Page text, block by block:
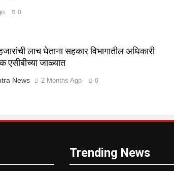
0
लाच घेताना सहकार विभागातील अधिकारी
एसीबीच्या जाळ्यात
News 2 Months Ago 0
Trending News